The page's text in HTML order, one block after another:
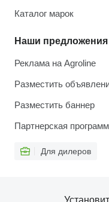
Каталог марок
Наши предложения
Реклама на Agroline
Разместить
Разместить баннер
Партнерская
Для дилеров